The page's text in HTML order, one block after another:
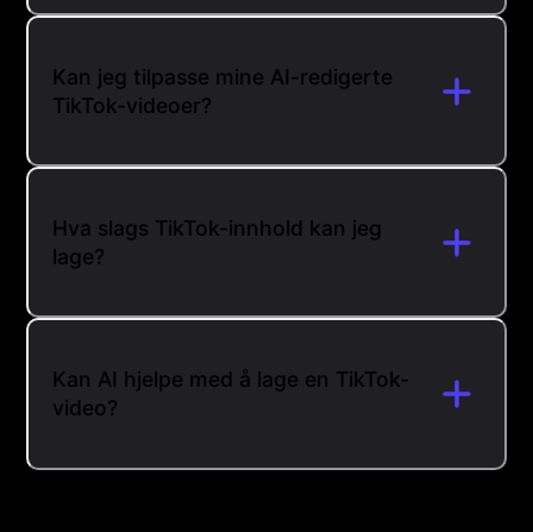
Kan jeg tilpasse mine AI-redigerte
TikTok-videoer?
Hva slags TikTok-innhold kan jeg
lage?
Kan AI hjelpe med å lage en TikTok-
video?